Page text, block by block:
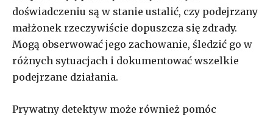
doświadczeniu są w stanie ustalić, czy podejrzany
małżonek rzeczywiście dopuszcza się zdrady.
Mogą obserwować jego zachowanie, śledzić go w
różnych sytuacjach i dokumentować wszelkie
podejrzane działania.
Prywatny detektyw może również pomóc